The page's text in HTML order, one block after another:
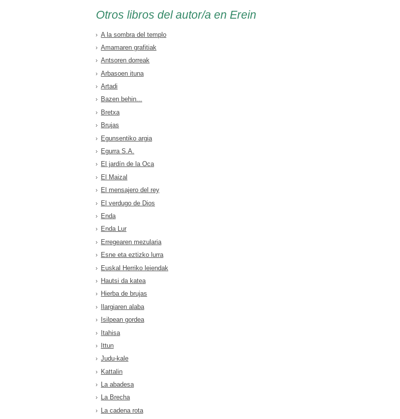
Otros libros del autor/a en Erein
A la sombra del templo
Amamaren grafitiak
Antsoren dorreak
Arbasoen ituna
Artadi
Bazen behin...
Bretxa
Brujas
Egunsentiko argia
Egurra S.A.
El jardín de la Oca
El Maizal
El mensajero del rey
El verdugo de Dios
Enda
Enda Lur
Erregearen mezularia
Esne eta eztizko lurra
Euskal Herriko leiendak
Hautsi da katea
Hierba de brujas
Ilargiaren alaba
Isilpean gordea
Itahisa
Ittun
Judu-kale
Kattalin
La abadesa
La Brecha
La cadena rota